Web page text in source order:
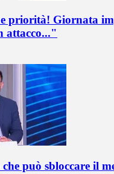
priorità! Giornata
attacco..."
può sbloccare il